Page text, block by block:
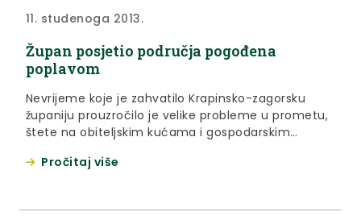
11. studenoga 2013.
Župan posjetio područja pogođena
poplavom
Nevrijeme koje je zahvatilo Krapinsko-zagorsku
županiju prouzročilo je velike probleme u prometu,
štete na obiteljskim kućama i gospodarskim
Pročitaj više